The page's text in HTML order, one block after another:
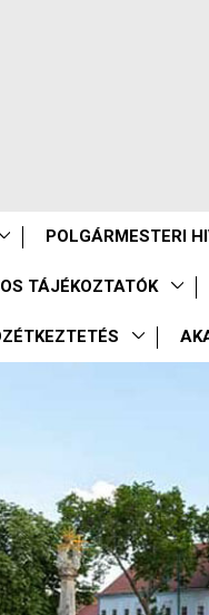
POLGÁRMESTERI
TÁJÉKOZTATÓK